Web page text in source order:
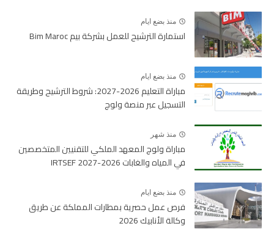
منذ بضع ايام
استمارة الترشيح للعمل بشركة بيم Bim Maroc
منذ بضع ايام
مباراة التعليم 2026-2027: شروط الترشيح وطريقة
التسجيل عبر منصة ولوج
منذ شهر
مباراة ولوج المعهد الملكي للتقنيين المتخصصين
في المياه والغابات 2026-2027 IRTSEF
منذ بضع ايام
فرص عمل حصرية بمطارات المملكة عن طريق
وكالة الأنابيك 2026